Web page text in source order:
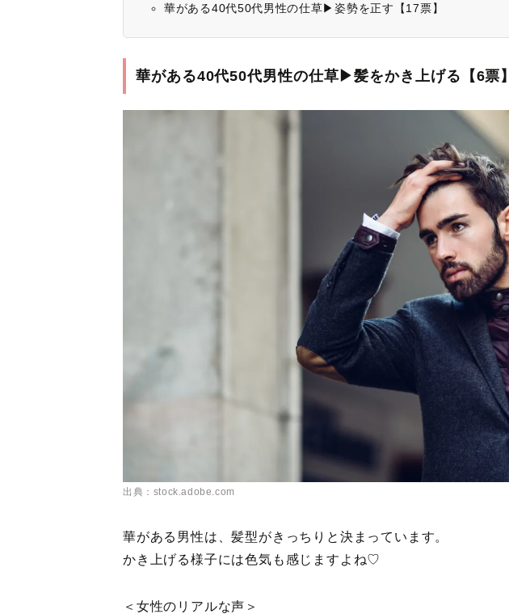
華がある40代50代男性の仕草▶︎姿勢を正す【17票】
華がある40代50代男性の仕草▶︎髪をかき上げる【6票】
出典：stock.adobe.com
華がある男性は、髪型がきっちりと決まっています。
かき上げる様子には色気も感じますよね♡
＜女性のリアルな声＞